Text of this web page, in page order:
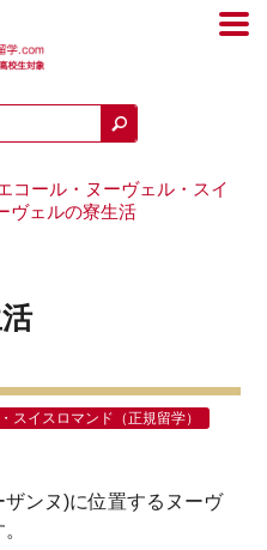
コール・ヌーヴェル・スイ
ヴェルの寮生活
スイスロマンド（正規留学）
ンヌ)に位置するヌーヴ